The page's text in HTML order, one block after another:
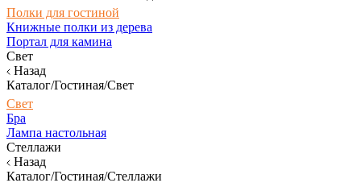
Полки для гостиной
Книжные полки из дерева
Портал для камина
Свет
Назад
Каталог/Гостиная/Свет
Свет
Бра
Лампа настольная
Стеллажи
Назад
Каталог/Гостиная/Стеллажи